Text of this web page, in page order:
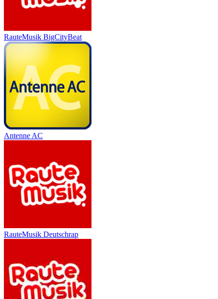
RauteMusik BigCityBeat
Antenne AC
RauteMusik Deutschrap